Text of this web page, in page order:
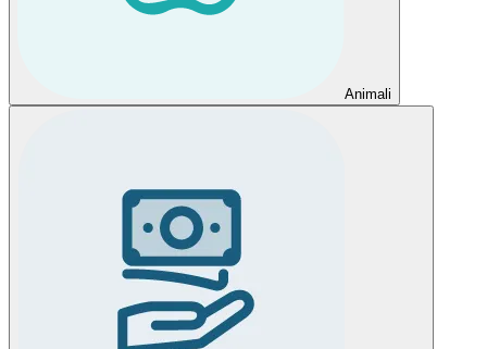
Animali